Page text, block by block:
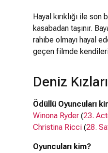
Hayal kırıklığı ile
kasabadan taşınır.
rahibe olmayı hayal
geçen filmde
Deniz
Ödüllü Oyuncuları
Winona Ryder (23.
Christina Ricci (28.
Oyuncuları kim?